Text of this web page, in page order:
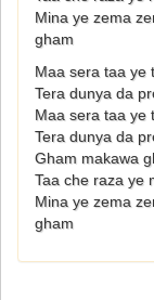
Mina ye zema
gham
Maa sera taa ye
Tera dunya da
Maa sera taa ye
Tera dunya da
Gham makawa
Taa che raza ye
Mina ye zema
gham